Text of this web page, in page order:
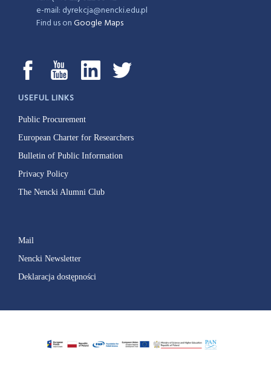
e-mail: dyrekcja@nencki.edu.pl
Find us onGoogle Maps
USEFUL LINKS
Public Procurement
European Charter for Researchers
Bulletin of Public Information
Privacy Policy
The Nencki Alumni Club
Mail
Nencki Newsletter
Deklaracja dostępności